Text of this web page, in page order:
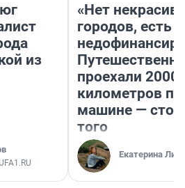
из
«Нет
городов, есть
проехали 2000
километров по
машине —
того
Екатерина